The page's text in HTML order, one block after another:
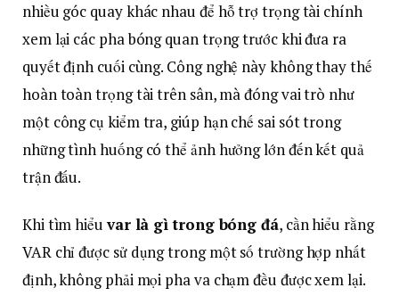
nhiều góc quay khác nhau để hỗ trợ trọng tài chính
xem lại các pha bóng quan trọng trước khi đưa ra
quyết định cuối cùng. Công nghệ này không thay thế
hoàn toàn trọng tài trên sân, mà đóng vai trò như
một công cụ kiểm tra, giúp hạn chế sai sót trong
những tình huống có thể ảnh hưởng lớn đến kết quả
trận đấu.
Khi tìm hiểuvar là gì trong bóng đá, cần hiểu rằng
VAR chỉ được sử dụng trong một số trường hợp nhất
định, không phải mọi pha va chạm đều được xem lại.